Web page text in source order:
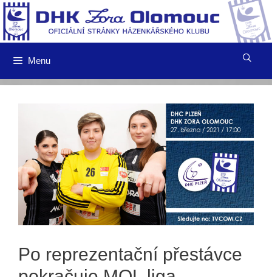
Přeskočit
na
obsah
Menu
Po reprezentační přestávce